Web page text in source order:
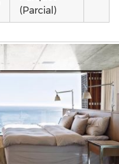
(Parcial)
parquet o
Tarima
Vivienda
(Parcial)